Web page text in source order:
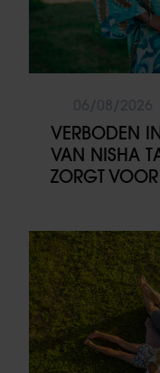
VERBODEN
VAN NISHA
ZORGT